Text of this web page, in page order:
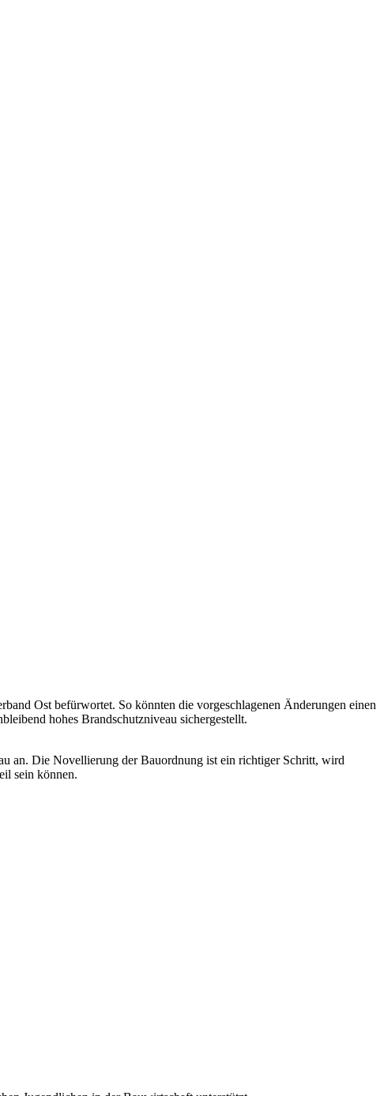
Ost befürwortet. So könnten die vorgeschlagenen Änderungen einen
hohes Brandschutzniveau sichergestellt.
an. Die Novellierung der Bauordnung ist ein richtiger Schritt, wird
sein können.